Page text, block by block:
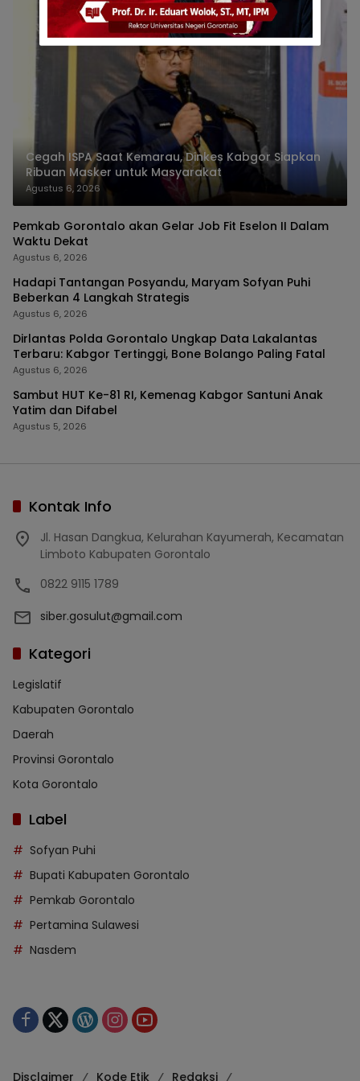
Cegah ISPA Saat Kemarau, Dinkes Kabgor Siapkan
Ribuan Masker untuk Masyarakat
Agustus 6, 2026
Pemkab Gorontalo akan Gelar Job Fit Eselon II Dalam
Waktu Dekat
Agustus 6, 2026
Hadapi Tantangan Posyandu, Maryam Sofyan Puhi
Beberkan 4 Langkah Strategis
Agustus 6, 2026
Dirlantas Polda Gorontalo Ungkap Data Lakalantas
Terbaru: Kabgor Tertinggi, Bone Bolango Paling Fatal
Agustus 6, 2026
Sambut HUT Ke-81 RI, Kemenag Kabgor Santuni Anak
Yatim dan Difabel
Agustus 5, 2026
Kontak Info
Jl. Hasan Dangkua, Kelurahan Kayumerah, Kecamatan
Limboto Kabupaten Gorontalo
0822 9115 1789
siber.gosulut@gmail.com
Kategori
Legislatif
Kabupaten Gorontalo
Daerah
Provinsi Gorontalo
Kota Gorontalo
Label
Sofyan Puhi
Bupati Kabupaten Gorontalo
Pemkab Gorontalo
Pertamina Sulawesi
Nasdem
Disclaimer Kode Etik Redaksi